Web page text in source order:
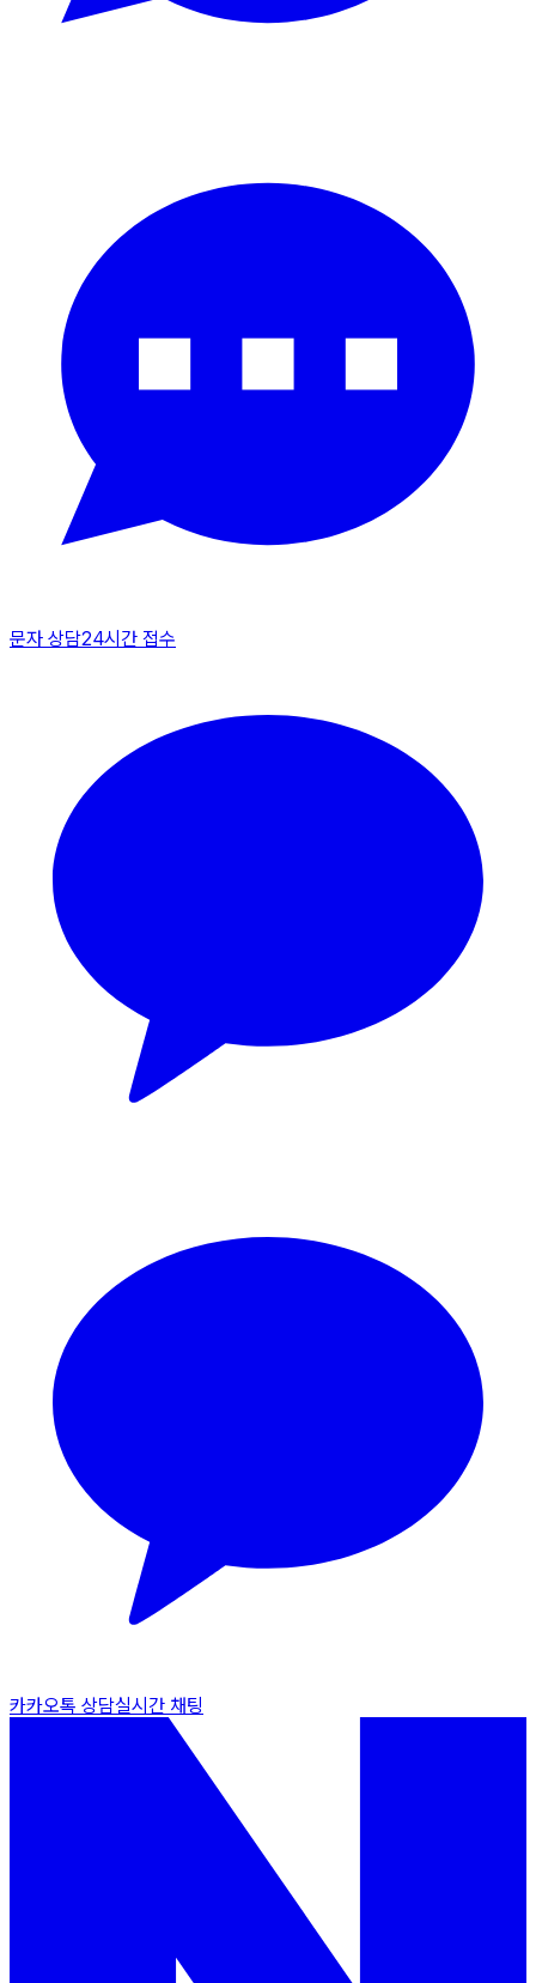
문자 상담24시간 접수
카카오톡 상담실시간 채팅